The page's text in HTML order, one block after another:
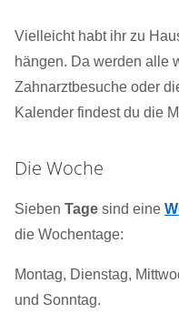
Vielleicht habt ihr zu
hängen. Da werden alle
Zahnarztbesuche oder
Kalender findest du die
Die Woche
Sieben Tage sind eine
die Wochentage:
Montag, Dienstag,
und Sonntag.